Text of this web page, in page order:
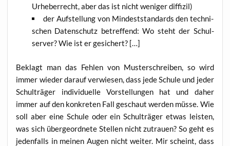
Urhe­ber­recht, aber das ist nicht weni­ger diffizil)
der Auf­stel­lung von Min­dest­stan­dards den tech­ni­
schen Daten­schutz betref­fend: Wo steht der Schul­
ser­ver? Wie ist er gesichert? […]
Beklagt man das Feh­len von Mus­ter­schrei­ben, so wird
immer wie­der dar­auf ver­wie­sen, dass jede Schu­le und jeder
Schul­trä­ger indi­vi­du­el­le Vor­stel­lun­gen hat und daher
immer auf den kon­kre­ten Fall geschaut wer­den müs­se. Wie
soll aber eine Schu­le oder ein Schul­trä­ger etwas leis­ten,
was sich über­ge­ord­ne­te Stel­len nicht zutrau­en? So geht es
jeden­falls in mei­nen Augen nicht wei­ter. Mir scheint, dass